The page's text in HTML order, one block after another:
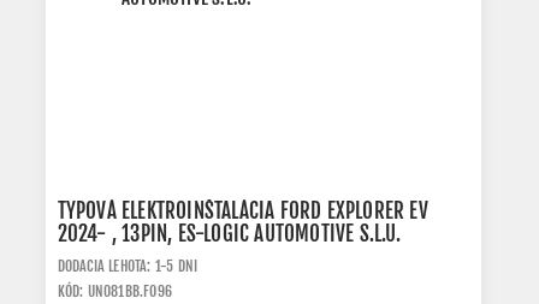
TYPOVÁ ELEKTROINŠTALÁCIA FORD EXPLORER EV
2024- , 13PIN, ES-LOGIC AUTOMOTIVE S.L.U.
DODACIA LEHOTA: 1-5 DNI
KÓD: UN081BB.FO96